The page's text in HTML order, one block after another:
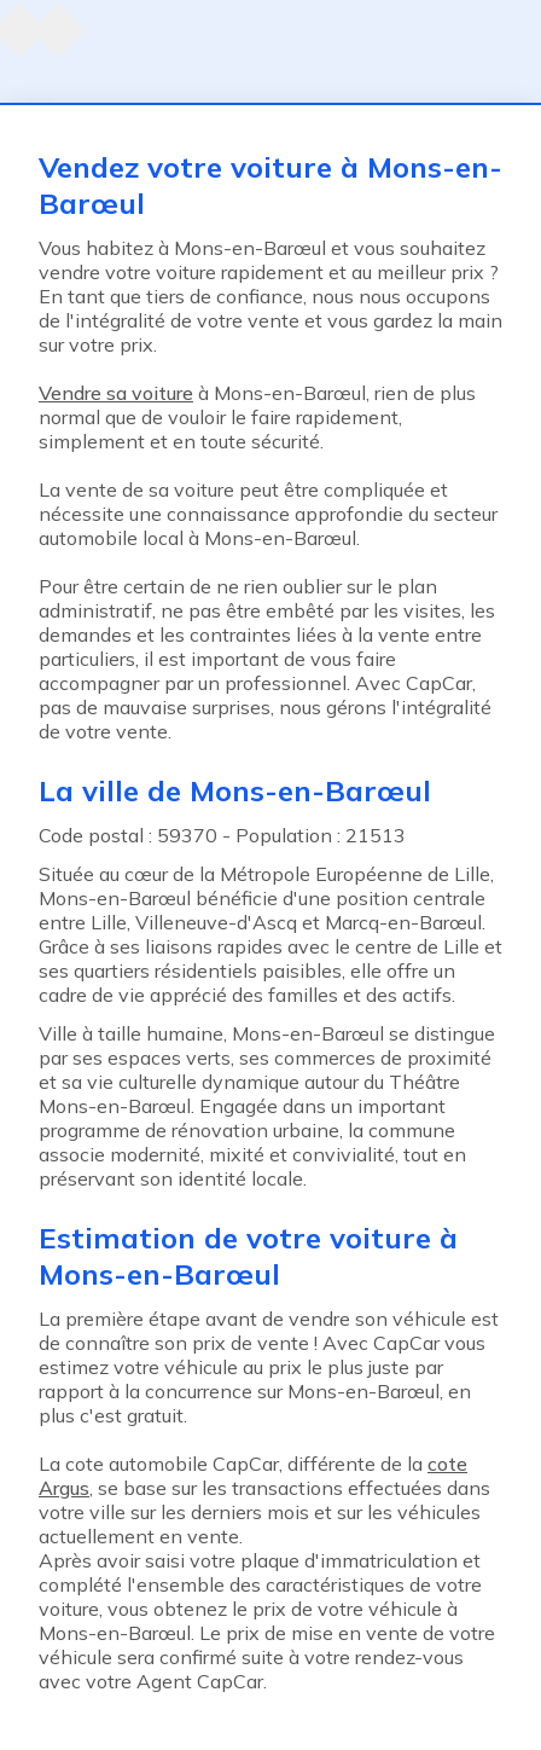
Vendez votre voiture à Mons-en-
Barœul
Vous habitez à Mons-en-Barœul et vous souhaitez
vendre votre voiture rapidement et au meilleur prix ?
En tant que tiers de confiance, nous nous occupons
de l'intégralité de votre vente et vous gardez la main
sur votre prix.
Vendre sa voiture à Mons-en-Barœul, rien de plus
normal que de vouloir le faire rapidement,
simplement et en toute sécurité.
La vente de sa voiture peut être compliquée et
nécessite une connaissance approfondie du secteur
automobile local à Mons-en-Barœul.
Pour être certain de ne rien oublier sur le plan
administratif, ne pas être embêté par les visites, les
demandes et les contraintes liées à la vente entre
particuliers, il est important de vous faire
accompagner par un professionnel. Avec CapCar,
pas de mauvaise surprises, nous gérons l'intégralité
de votre vente.
La ville de Mons-en-Barœul
Code postal : 59370 - Population : 21513
Située au cœur de la Métropole Européenne de Lille,
Mons-en-Barœul bénéficie d'une position centrale
entre Lille, Villeneuve-d'Ascq et Marcq-en-Barœul.
Grâce à ses liaisons rapides avec le centre de Lille et
ses quartiers résidentiels paisibles, elle offre un
cadre de vie apprécié des familles et des actifs.
Ville à taille humaine, Mons-en-Barœul se distingue
par ses espaces verts, ses commerces de proximité
et sa vie culturelle dynamique autour du Théâtre
Mons-en-Barœul. Engagée dans un important
programme de rénovation urbaine, la commune
associe modernité, mixité et convivialité, tout en
préservant son identité locale.
Estimation de votre voiture à
Mons-en-Barœul
La première étape avant de vendre son véhicule est
de connaître son prix de vente ! Avec CapCar vous
estimez votre véhicule au prix le plus juste par
rapport à la concurrence sur Mons-en-Barœul, en
plus c'est gratuit.
La cote automobile CapCar, différente de la cote
Argus, se base sur les transactions effectuées dans
votre ville sur les derniers mois et sur les véhicules
actuellement en vente.
Après avoir saisi votre plaque d'immatriculation et
complété l'ensemble des caractéristiques de votre
voiture, vous obtenez le prix de votre véhicule à
Mons-en-Barœul. Le prix de mise en vente de votre
véhicule sera confirmé suite à votre rendez-vous
avec votre Agent CapCar.